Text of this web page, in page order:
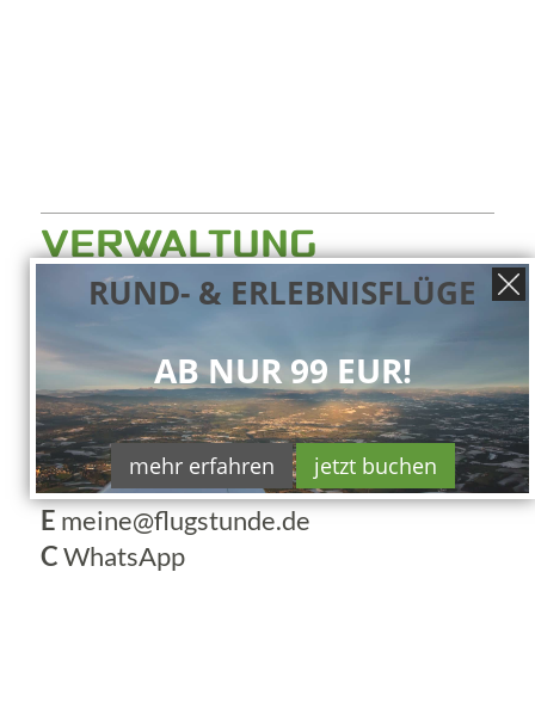
VERWALTUNG
FLUGSTUNDE GmbH
Thaler Berg 27
84428 Buchbach
Deutschland
T+49 (8086) 94 001
E meine@flugstunde.de
CWhatsApp
RUND- & ERLEBNISFLÜGE
AB NUR 99 EUR!
mehr erfahren jetzt buchen